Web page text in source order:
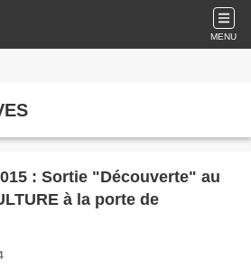
MENU
: Sortie "Découverte" au
à la porte de